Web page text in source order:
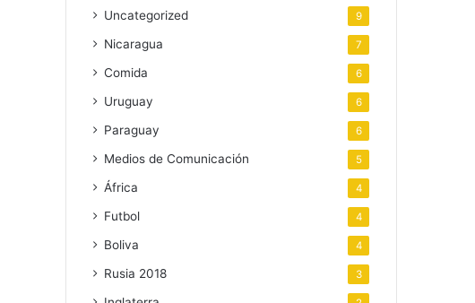
Uncategorized 9
Nicaragua 7
Comida 6
Uruguay 6
Paraguay 6
Medios de Comunicación 5
África 4
Futbol 4
Boliva 4
Rusia 2018 3